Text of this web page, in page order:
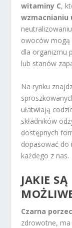
witaminy C,
wzmacnianiu
owoców mogą
dla organizmu
lub stanów
Na rynku
ułatwiają
składników
dostępnych
dopasować do
każdego z nas.
JAKIE
Czarna
zdrowotne,